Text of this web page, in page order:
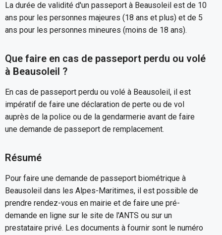
La durée de validité d'un passeport à Beausoleil est de 10
ans pour les personnes majeures (18 ans et plus) et de 5
ans pour les personnes mineures (moins de 18 ans).
Que faire en cas de passeport perdu ou volé
à Beausoleil ?
En cas de passeport perdu ou volé à Beausoleil, il est
impératif de faire une déclaration de perte ou de vol
auprès de la police ou de la gendarmerie avant de faire
une demande de passeport de remplacement.
Résumé
Pour faire une demande de passeport biométrique à
Beausoleil dans les Alpes-Maritimes, il est possible de
prendre rendez-vous en mairie et de faire une pré-
demande en ligne sur le site de l'ANTS ou sur un
prestataire privé. Les documents à fournir sont le numéro